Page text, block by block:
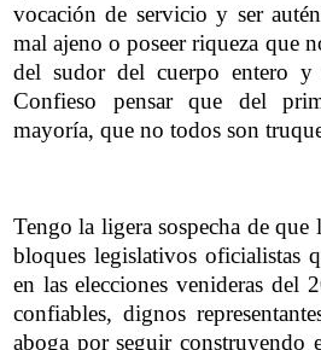
vocación de servicio y ser
mal ajeno o poseer riqueza que
del sudor del cuerpo entero
Confieso pensar que del
mayoría, que no todos son
Tengo la ligera sospecha de
bloques legislativos oficialistas
en las elecciones venideras del
confiables, dignos
aboga por seguir construyendo